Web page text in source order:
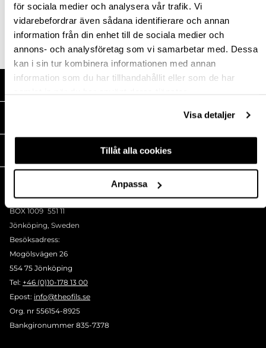
för sociala medier och analysera vår trafik. Vi
vidarebefordrar även sådana identifierare och annan
information från din enhet till de sociala medier och
annons- och analysföretag som vi samarbetar med. Dessa
kan i sin tur kombinera informationen med annan
information som du har tillhandahållit eller som de har
Visa detaljer
Tillåt alla cookies
Anpassa
Köp
Postadress:
BOX 1009 551 11
Jönköping, Sweden
Besöksadress:
Mogölsvägen 26
554 75 Jönköping
Tel: +46 (0)10-178 13 00
Epost: info@theofils.se
Org. nr 556154-8925
Bankgironummer 835-7378